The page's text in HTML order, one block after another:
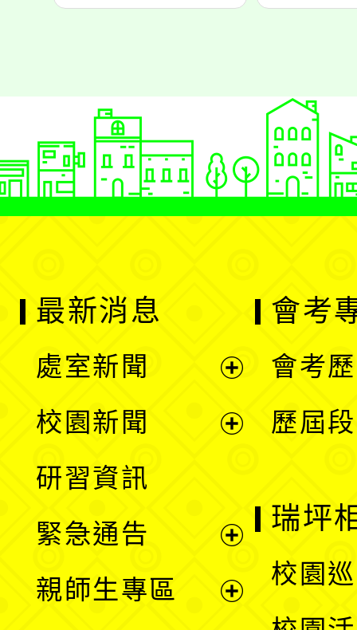
最新消息
處室新聞
單
校園新聞
選
單
研習資訊
緊急通告
親師生專區
會考
會考
歷屆
瑞坪
校園